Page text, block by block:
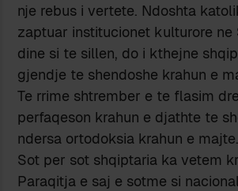
nje rebus i vertete. Ndoshta
zaptuar institucionet kulturore ne
dine si te sillen, do i kthejne
gjendje te shendoshe krahun e
Te rrime shtrember e te flasim
perfaqeson krahun e djathte te
ndersa ortodoksia krahun e majte.
Sot per sot shqiptaria ka vetem
Paraqitja e saj e sotme si